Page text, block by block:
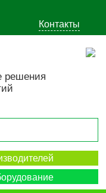
Контакты
решения